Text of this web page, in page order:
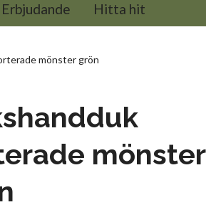
Erbjudande Hitta hit
mönster grön
mönster